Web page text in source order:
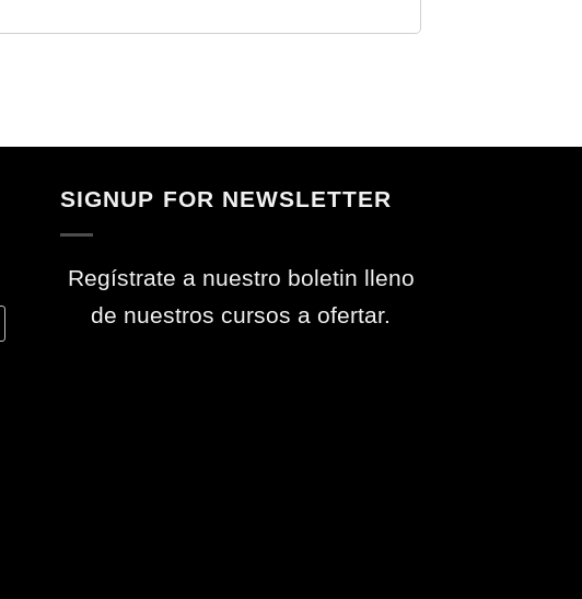
SIGNUP FOR NEWSLETTER
Regístrate a nuestro boletin lleno
de nuestros cursos a ofertar.